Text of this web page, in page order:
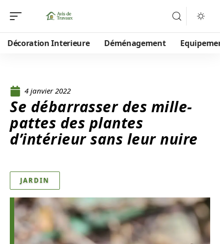
Décoration Interieure Déménagement
4 janvier 2022
Se débarrasser des mille-
pattes des plantes
d’intérieur sans leur nuire
JARDIN